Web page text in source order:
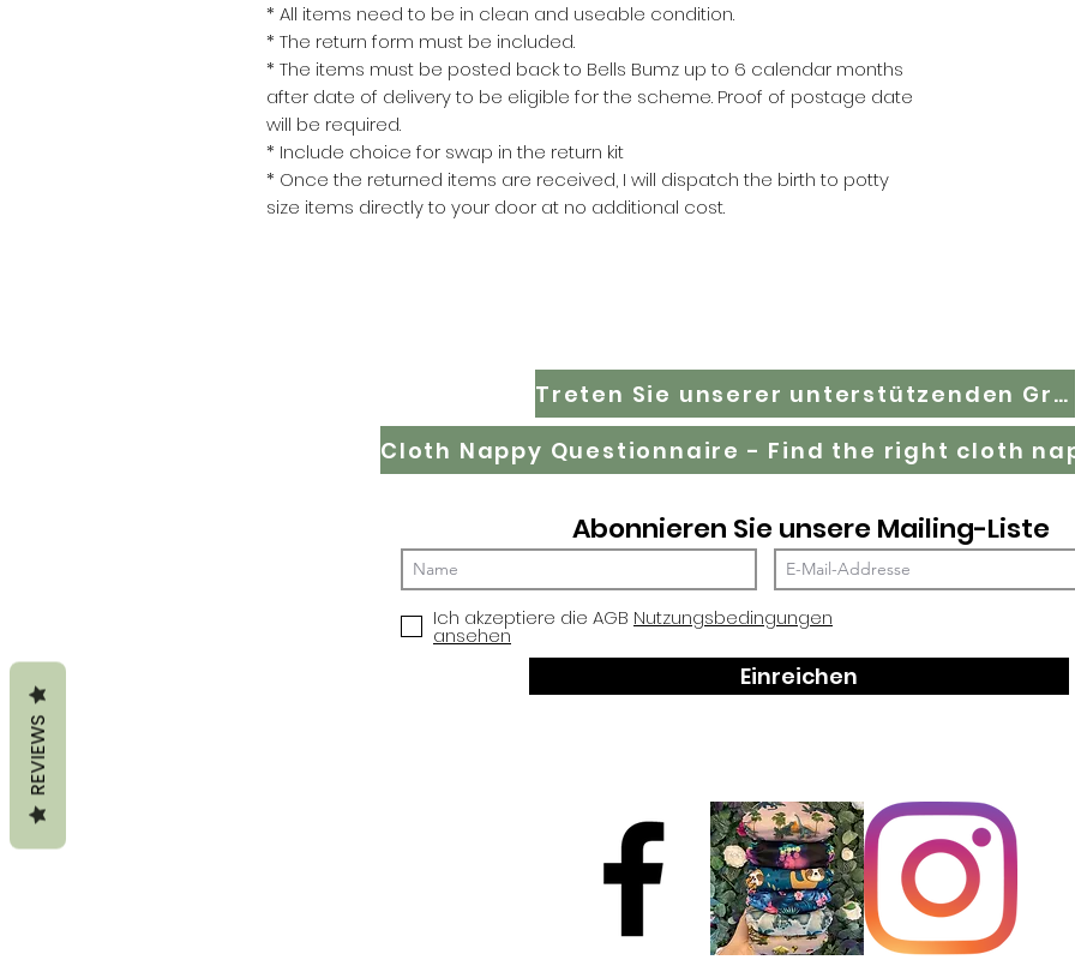
* All items need to be in clean and useable condition.
* The return form must be included.
* The items must be posted back to Bells Bumz up to 6 calendar months
after date of delivery to be eligible for the scheme. Proof of postage date
will be required.
* Include choice for swap in the return kit
* Once the returned items are received, I will dispatch the birth to potty
size items directly to your door at no additional cost.
Treten Sie unserer unterstützenden Gruppe auf Facebook bei
Abonnieren Sie unsere Mailing-Liste
Ich akzeptiere die AGB Nutzungsbedingungen
ansehen
Einreichen
REVIEWS